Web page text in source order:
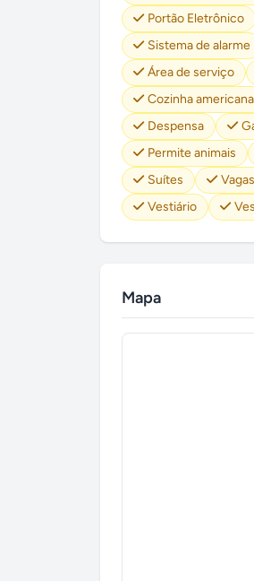
Portão Eletrônico
Sistema de alarme
Área de serviço
Cozinha americana
Despensa
Permite animais
Suítes
Vagas
Vestiário
Mapa